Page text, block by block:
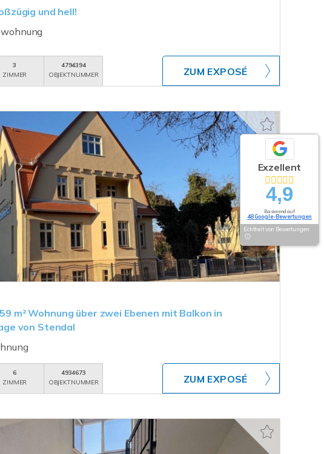
und hell!
3
ZIMMER
4794394
OBJEKTNUMMER
ZUM EXPOSÉ
m² Wohnung über zwei Ebenen mit Balkon in
von Stendal
6
ZIMMER
4934673
OBJEKTNUMMER
ZUM EXPOSÉ
Exzellent
4,9
Basierend auf
48 Google-Bewertungen
Echtheit von Bewertungen